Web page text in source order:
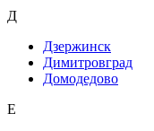
Д
Дзержинск
Димитровград
Домодедово
Е